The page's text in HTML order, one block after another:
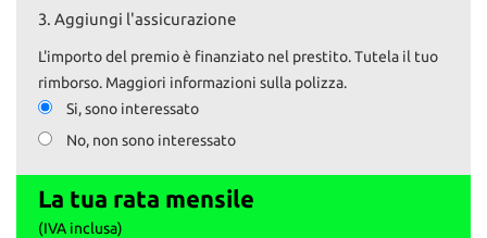
- Volante multifunzione
- Fendinebbia
Il prezzo esposto comprende il tagliando preconsegna e la
revisione, se necessaria.
Il passaggio è escluso.
I nostri servizi:
3. Aggiungi l'assicurazione
L'importo del premio è finanziato nel prestito. Tutela il tuo
rimborso. Maggiori informazioni sulla polizza.
Si, sono interessato
No, non sono interessato
La tua rata mensile
(IVA inclusa)